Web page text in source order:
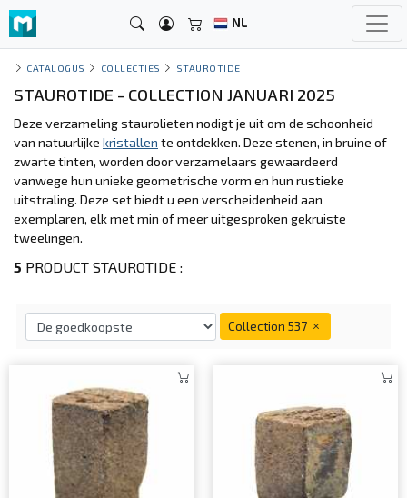
NL
CATALOGUS COLLECTIES STAUROTIDE
STAUROTIDE - COLLECTION JANUARI 2025
Deze verzameling staurolieten nodigt je uit om de schoonheid
van natuurlijke kristallen te ontdekken. Deze stenen, in bruine of
zwarte tinten, worden door verzamelaars gewaardeerd
vanwege hun unieke geometrische vorm en hun rustieke
uitstraling. Deze set biedt u een verscheidenheid aan
exemplaren, elk met min of meer uitgesproken gekruiste
tweelingen.
5 PRODUCT STAUROTIDE :
Collection 537